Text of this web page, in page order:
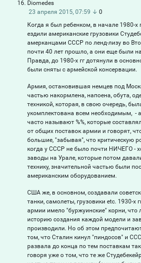
Diomedes
23 апреля 2015, 07:59 ↓ 0
Когда я был ребенком, в начале 1980-
ездили американские грузовики
амерканцами СССР по ленд-лизу во
почти 40 лет прошло, а они еще были
Правда, до 1980-х гг дотянули в
были сняты с армейской консервации.
Армия, остановившая немцев под
частью накормлена, напоена, обута,
техникой, которая, в свою очередь,
укомплектована всем необходимым, -
часто называют %%, которые
от общих поставок армии и говорят,
большие, "забывая", что критическую
когда у СССР не было почти НИЧЕГО -
заводы на Урале, которые потом
технику, значительной частью были
американским оборудованием.
США же, в основном, создавали
танки, самолеты, грузовики etc. 1930-х
армии имело "буржуинские" корни, что
историю создания каждой модели и
производили. Но об этом
том, что Сталин кинул "пиндосов" и
развала до конца по тем поставкам
говоря уже о том, что те же